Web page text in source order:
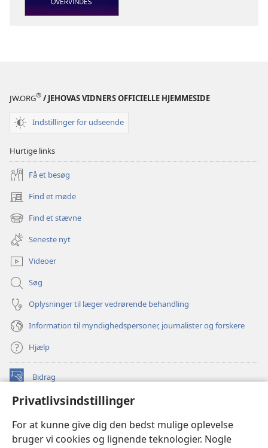
Privatlivsindstillinger
For at kunne give dig den bedst mulige oplevelse
bruger vi cookies og lignende teknologier. Nogle
JW.ORG® / JEHOVAS VIDNERS OFFICIELLE HJEMMESIDE
Indstillinger for udseende
Hurtige links
Få et besøg
Find et møde
(åbner
nyt
vindue)
Find et stævne
(åbner
nyt
vindue)
Seneste nyt
Videoer
Søg
Oplysninger til læger vedrørende behandling
Information til myndighedspersoner, journalister og forskere
Hjælp
Bidrag
(åbner
vindue)Watchtower ONLINE LIBRARY™
nyt
vindue)JW Hub
(åbner